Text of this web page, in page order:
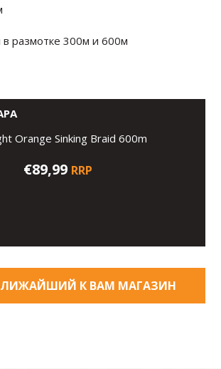
в размотке 300м и 600м
Orange Sinking Braid 600m
€89,99 RRP
К ВАМ МАГАЗИН